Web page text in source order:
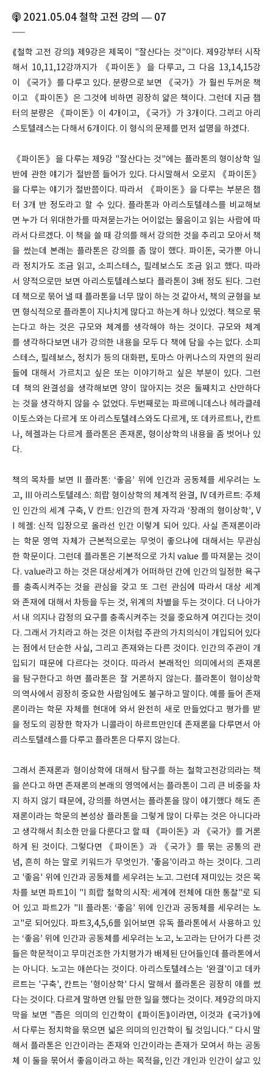
2021.05.04 철학 고전 강의 — 07
⟪철학 고전 강의⟫ 제9강은 제목이 "잘산다는 것"이다. 제9강부터 시작
해서 10,11,12강까지가 《파이돈》을 다루고, 그 다음 13,14,15강
이 《국가》를 다루고 있다. 분량으로 보면 《국가》가 훨씬 두꺼운 책
이고 《파이돈》은 그것에 비하면 굉장히 얇은 책이다. 그런데 지금 챕
터의 분량은 《파이돈》이 4개이고, 《국가》가 3개이다. 그리고 아리
스토텔레스는 다해서 6개이다. 이 형식의 문제를 먼저 설명을 하겠다.
《파이돈》을 다루는 제9강 "잘산다는 것"에는 플라톤의 형이상학 일
반에 관한 얘기가 절반쯤 들어가 있다. 다시말해서 오로지 《파이돈》
을 다루는 얘기가 절반쯤이다. 따라서 《파이돈》을 다루는 부분은 챕
터 3개 반 정도라고 할 수 있다. 플라톤과 아리스토텔레스를 비교해보
면 누가 더 위대한가를 따져묻는가는 어이없는 물음이고 읽는 사람에 따
라서 다르겠다. 이 책을 쓸 때 강의를 해서 강의한 것을 추리고 모아서 책
을 썼는데 본래는 플라톤은 강의를 좀 많이 했다. 파이돈, 국가뿐 아니
라 정치가도 조금 읽고, 소피스테스, 필레보스도 조금 읽고 했다. 따라
서 양적으로만 보면 아리스토텔레스보다 플라톤이 3배 정도 된다. 그런
데 책으로 묶어 낼 때 플라톤을 너무 많이 하는 것 같아서, 책의 균형을 보
면 형식적으로 플라톤이 지나치게 많다고 하는게 하나 있었다. 책으로 묶
는다고 하는 것은 규모와 체계를 생각해야 하는 것이다. 규모와 체계
를 생각하다보면 내가 강의한 내용을 모두 다 책에 담을 수는 없다. 소피
스테스, 필레보스, 정치가 등의 대화편, 토마스 아퀴나스의 자연의 원리
들에 대해서 가르치고 싶은 또는 이야기하고 싶은 부분이 있다. 그런
데 책의 완결성을 생각해보면 양이 많아지는 것은 둘째치고 산만하다
는 것을 생각하지 않을 수 없었다. 두번째로는 파르메니데스나 헤라클레
이토스와는 다르게 또 아리스토텔레스와도 다르게, 또 데카르트나, 칸트
나, 헤겔과는 다르게 플라톤은 존재론, 형이상학의 내용을 좀 벗어나 있
다.
책의 목차를 보면 II 플라톤: ‘좋음’ 위에 인간과 공동체를 세우려는 노
고, III 아리스토텔레스: 희랍 형이상학의 체계적 완결, IV 데카르트: 주체
인 인간의 세계 구축, V 칸트: 인간의 한계 자각과 ‘장래의 형이상학’, V
I 헤겔: 신적 입장으로 올라선 인간 이렇게 되어 있다. 사실 존재론이라
는 학문 영역 자체가 근본적으로는 무엇이 좋으냐에 대해서는 무관심
한 학문이다. 그런데 플라톤은 기본적으로 가치 value 를 따져묻는 것이
다. value라고 하는 것은 대상세계가 어떠하던 간에 인간의 일정한 욕구
를 충족시켜주는 것을 관심을 갖고 또 그런 관심에 따라서 대상 세계
와 존재에 대해서 차등을 두는 것, 위계의 차별을 두는 것이다. 더 나아가
서 내 의지나 감정의 요구를 충족시켜주는 것을 중요하게 여긴다는 것이
다. 그래서 가치라고 하는 것은 이처럼 주관의 가치의식이 개입되어 있다
는 점에서 단순한 사실, 그리고 존재와는 다른 것이다. 인간의 주관이 개
입되기 때문에 다르다는 것이다. 따라서 본래적인 의미에서의 존재론
을 탐구한다고 하면 플라톤은 잘 거론하지 않는다. 플라톤이 형이상학
의 역사에서 굉장히 중요한 사람임에도 불구하고 말이다. 예를 들어 존재
론이라는 학문 자체를 현대에 와서 완전히 새로 만들었다고 평가를 받
을 정도의 굉장한 학자가 니콜라이 하르트만인데 존재론을 다루면서 아
리스토텔레스를 다루고 플라톤은 다루지 않는다.
그래서 존재론과 형이상학에 대해서 탐구를 하는 철학고전강의라는 책
을 쓴다고 하면 존재론의 본래의 영역에서는 플라톤이 그리 큰 비중을 차
지 하지 않기 때문에, 강의를 하면서는 플라톤을 많이 얘기했다 해도 존
재론이라는 학문의 본성상 플라톤을 그렇게 많이 다루는 것은 아니다라
고 생각해서 최소한 만을 다룬다고 할 때 《파이돈》과 《국가》를 거론
하게 된 것이다. 그렇다면 《파이돈》과 《국가》를 묶는 공통의 관
념, 흔히 하는 말로 키워드가 무엇인가. '좋음'이라고 하는 것이다. 그리
고 '좋음' 위에 인간과 공동체를 세우려는 노고. 그런데 재미있는 것은 목
차를 보면 파트1이 "I 희랍 철학의 시작: 세계에 전체에 대한 통찰"로 되
어 있고 파트2가 "II 플라톤: ‘좋음’ 위에 인간과 공동체를 세우려는 노
고"로 되어있다. 파트3,4,5,6를 읽어보면 유독 플라톤에서 사용하고 있
는 ‘좋음’ 위에 인간과 공동체를 세우려는 노고, 노고라는 단어가 다른 것
들은 학문적이고 무미건조한 가치평가가 배제된 단어들인데 플라톤에서
는 아니다. 노고는 애쓴다는 것이다. 아리스토텔레스는 '완결'이고 데카
르트는 '구축', 칸트는 '형이상학' 다시 말해서 플라톤은 굉장히 애를 썼
다는 것이다. 다르게 말하면 안될 만한 일을 했다는 것이다. 제9강의 마지
막을 보면 "좁은 의미의 인간학이 ⟪파이돈⟫이라면, 이것과 ⟪국가⟫에
서 다루는 정치학을 묶으면 넓은 의미의 인간학이 될 것입니다." 다시 말
해서 플라톤은 인간이라는 존재와 인간이라는 존재가 모여서 하는 공동
체 이 둘을 묶어서 좋음이라고 하는 목적을, 인간 개인과 인간이 살고 있